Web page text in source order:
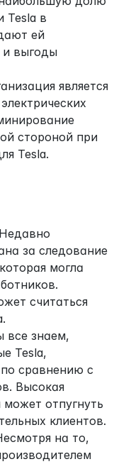
Tesla в
ей
и выгоды
является
стороной при
Tesla.
за следование
могла
считаться
все знаем,
Tesla,
сравнению с
Высокая
отпугнуть
клиентов.
на то,